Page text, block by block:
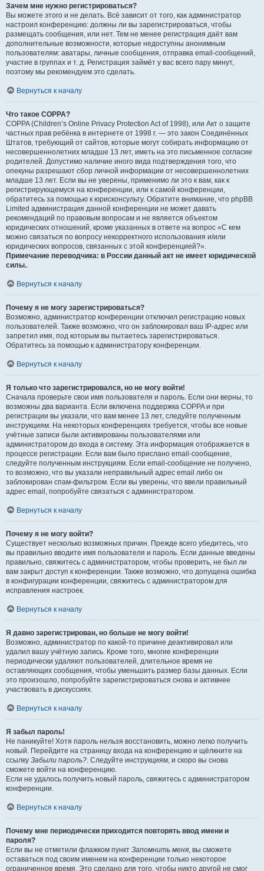
Зачем мне нужно регистрироваться?
Вы можете этого и не делать. Всё зависит от того, как администратор
настроил конференцию: должны ли вы зарегистрироваться, чтобы
размещать сообщения, или нет. Тем не менее регистрация даёт вам
дополнительные возможности, которые недоступны анонимным
пользователям: аватары, личные сообщения, отправка email-сообщений,
участие в группах и т. д. Регистрация займёт у вас всего пару минут,
поэтому мы рекомендуем это сделать.
Вернуться к началу
Что такое COPPA?
COPPA (Children’s Online Privacy Protection Act of 1998), или Акт о защите
частных прав ребёнка в интернете от 1998 г. — это закон Соединённых
Штатов, требующий от сайтов, которые могут собирать информацию от
несовершеннолетних младше 13 лет, иметь на это письменное согласие
родителей. Допустимо наличие иного вида подтверждения того, что
опекуны разрешают сбор личной информации от несовершеннолетних
младше 13 лет. Если вы не уверены, применимо ли это к вам, как к
регистрирующемуся на конференции, или к самой конференции,
обратитесь за помощью к юрисконсульту. Обратите внимание, что phpBB
Limited администрация данной конференции не может давать
рекомендаций по правовым вопросам и не является объектом
юридических отношений, кроме указанных в ответе на вопрос «С кем
можно связаться по вопросу некорректного использования и/или
юридических вопросов, связанных с этой конференцией?».
Примечание переводчика: в России данный акт не имеет юридической
силы..
Вернуться к началу
Почему я не могу зарегистрироваться?
Возможно, администратор конференции отключил регистрацию новых
пользователей. Также возможно, что он заблокировал ваш IP-адрес или
запретил имя, под которым вы пытаетесь зарегистрироваться.
Обратитесь за помощью к администратору конференции.
Вернуться к началу
Я только что зарегистрировался, но не могу войти!
Сначала проверьте свои имя пользователя и пароль. Если они верны, то
возможны два варианта. Если включена поддержка COPPA и при
регистрации вы указали, что вам менее 13 лет, следуйте полученным
инструкциям. На некоторых конференциях требуется, чтобы все новые
учётные записи были активированы пользователями или
администратором до входа в систему. Эта информация отображается в
процессе регистрации. Если вам было прислано email-сообщение,
следуйте полученным инструкциям. Если email-сообщение не получено,
то возможно, что вы указали неправильный адрес email либо он
заблокирован спам-фильтром. Если вы уверены, что ввели правильный
адрес email, попробуйте связаться с администратором.
Вернуться к началу
Почему я не могу войти?
Существует несколько возможных причин. Прежде всего убедитесь, что
вы правильно вводите имя пользователя и пароль. Если данные введены
правильно, свяжитесь с администратором, чтобы проверить, не был ли
вам закрыт доступ к конференции. Также возможно, что допущена ошибка
в конфигурации конференции, свяжитесь с администратором для
исправления настроек.
Вернуться к началу
Я давно зарегистрирован, но больше не могу войти!
Возможно, администратор по какой-то причине деактивировал или
удалил вашу учётную запись. Кроме того, многие конференции
периодически удаляют пользователей, длительное время не
оставляющих сообщения, чтобы уменьшить размер базы данных. Если
это произошло, попробуйте зарегистрироваться снова и активнее
участвовать в дискуссиях.
Вернуться к началу
Я забыл пароль!
Не паникуйте! Хотя пароль нельзя восстановить, можно легко получить
новый. Перейдите на страницу входа на конференцию и щёлкните на
ссылку Забыли пароль?. Следуйте инструкциям, и скоро вы снова
сможете войти на конференцию.
Если не удалось получить новый пароль, свяжитесь с администратором
конференции.
Вернуться к началу
Почему мне периодически приходится повторять ввод имени и
пароля?
Если вы не отметили флажком пункт Запомнить меня, вы сможете
оставаться под своим именем на конференции только некоторое
ограниченное время. Это сделано для того, чтобы никто другой не смог